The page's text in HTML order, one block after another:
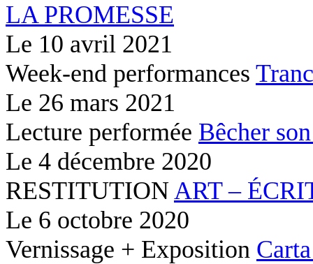
LA PROMESSE
Le 10 avril 2021
Week-end performances
Le 26 mars 2021
Lecture performée Bêcher
Le 4 décembre 2020
RESTITUTIONART –
Le 6 octobre 2020
Vernissage + Exposition